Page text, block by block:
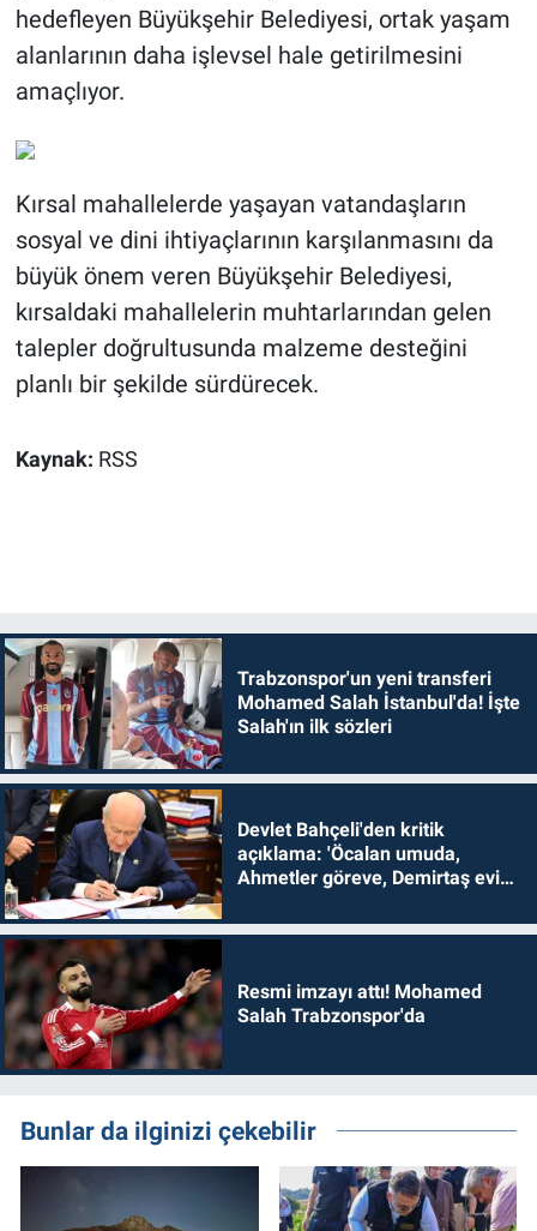
hedefleyen Büyükşehir Belediyesi, ortak yaşam
alanlarının daha işlevsel hale getirilmesini
amaçlıyor.
Kırsal mahallelerde yaşayan vatandaşların
sosyal ve dini ihtiyaçlarının karşılanmasını da
büyük önem veren Büyükşehir Belediyesi,
kırsaldaki mahallelerin muhtarlarından gelen
talepler doğrultusunda malzeme desteğini
planlı bir şekilde sürdürecek.
Kaynak: RSS
Trabzonspor'un yeni transferi
Mohamed Salah İstanbul'da! İşte
Salah'ın ilk sözleri
Devlet Bahçeli'den kritik
açıklama: 'Öcalan umuda,
Ahmetler göreve, Demirtaş evine
Resmi imzayı attı! Mohamed
Salah Trabzonspor'da
Bunlar da ilginizi çekebilir